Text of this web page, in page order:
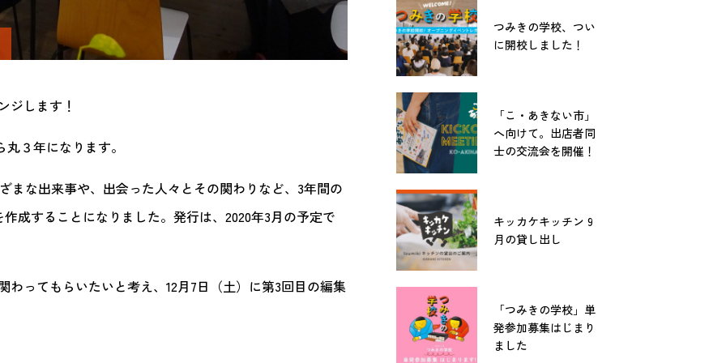
ジします！
３年になります。
まな出来事や、出会った人々とその関わりなど、3年間の
成することになりました。発行は、2020年3月の予定で
ってもらいたいと考え、12月7日（土）に第3回目の編集
つみきの学校、つい
に開校しました！
「こ・あきない市」
へ向けて。出店者同
士の交流会を開催！
キッカケキッチン 9
月の貸し出し
「つみきの学校」単
発参加募集はじまり
ました